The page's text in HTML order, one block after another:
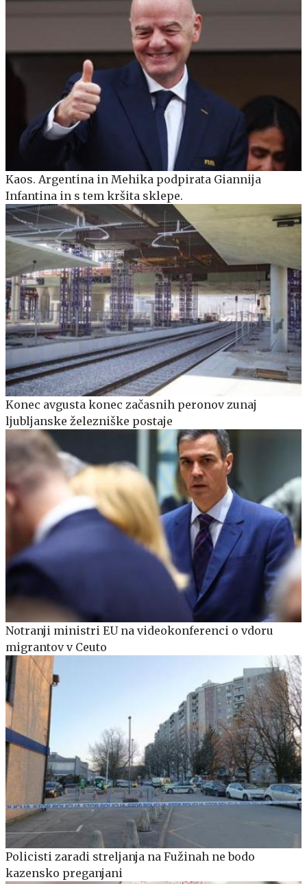
Kaos. Argentina in Mehika podpirata Giannija
Infantina in s tem kršita sklepe.
Konec avgusta konec začasnih peronov zunaj
ljubljanske železniške postaje
Notranji ministri EU na videokonferenci o vdoru
migrantov v Ceuto
Policisti zaradi streljanja na Fužinah ne bodo
kazensko preganjani